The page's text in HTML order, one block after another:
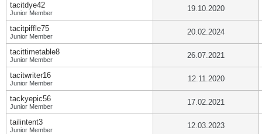
tacitdye42
Junior Member 19.10.2020
tacitpiffle75
Junior Member 20.02.2024
tacittimetable8
Junior Member 26.07.2021
tacitwriter16
Junior Member 12.11.2020
tackyepic56
Junior Member 17.02.2021
tailintent3
Junior Member 12.03.2023